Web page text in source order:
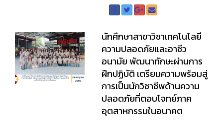
นักศึกษาสาขาวิชาเทคโนโลยี
ความปลอดภัยและอาชีว
อนามัย พัฒนาทักษะผ่านการ
ฝึกปฏิบัติ เตรียมความพร้อมสู่
การเป็นนักวิชาชีพด้านความ
ปลอดภัยที่ตอบโจทย์ภาค
อุตสาหกรรมในอนาคต